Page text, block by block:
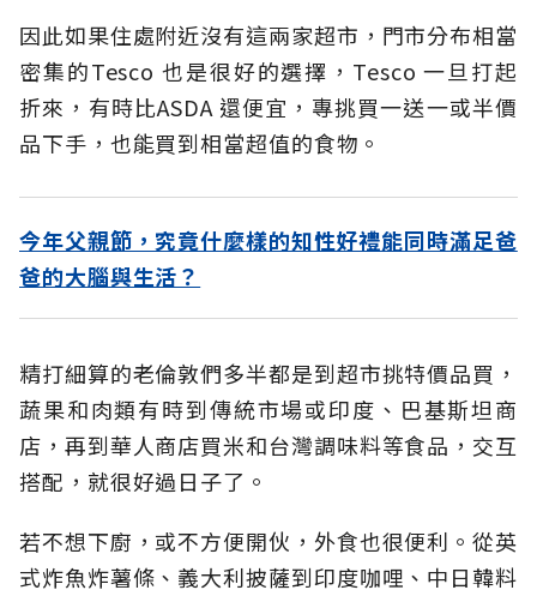
因此如果住處附近沒有這兩家超市，門市分布相當
密集的Tesco 也是很好的選擇，Tesco 一旦打起
折來，有時比ASDA 還便宜，專挑買一送一或半價
品下手，也能買到相當超值的食物。
今年父親節，究竟什麼樣的知性好禮能同時滿足爸
爸的大腦與生活？
精打細算的老倫敦們多半都是到超市挑特價品買，
蔬果和肉類有時到傳統市場或印度、巴基斯坦商
店，再到華人商店買米和台灣調味料等食品，交互
搭配，就很好過日子了。
若不想下廚，或不方便開伙，外食也很便利。從英
式炸魚炸薯條、義大利披薩到印度咖哩、中日韓料